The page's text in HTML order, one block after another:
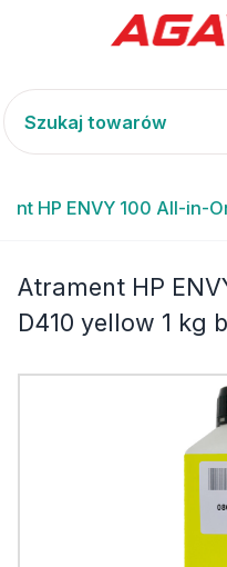
HP ENVY 100 All-in-
Atrament HP
D410 yellow 1 kg